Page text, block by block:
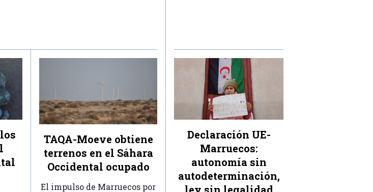
TAQA-Moeve obtiene
terrenos en el Sáhara
Occidental ocupado
El impulso de Marruecos por
Declaración UE-
Marruecos:
autonomía sin
autodeterminación,
ley sin legalidad